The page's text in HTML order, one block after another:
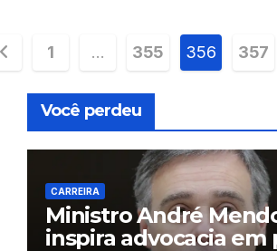
1 … 355 356 357
Você perdeu
CARREIRA
Ministro André
inspira advocacia em